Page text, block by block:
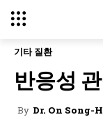
기타 질환
반응성
By Dr. On Song-